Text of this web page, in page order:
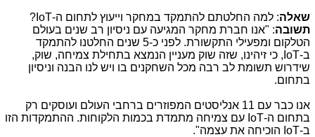
שאלה: למה החלטתם להתמקד במחקר וייעוץ לתחום ה-IoT
?
תשובה: "אנו חברת מחקר המגיעה עם ניסיון רב שנים בעולם
הטלקום ומפעילי התקשורת. לפני כ-5 שנים החלטנו להתמקד
ב-IoT , כי זיהינו, שזה שוק מעניין הנמצא בתחילת צמיחה, שוק,
שידרוש תשומת לב רבה מכל השחקנים בו ויש לנו הבנה וניסיון
בתחום.
אנו כבר עם 11 אנליסטים המפוזרים ברחבי העולם ועוסקים רק
בתחום ה-IoT עם צמיחה מתמדת בכמות הלקוחות. ההתמקדות הזו
ב-IoT הוכיחה את עצמה".